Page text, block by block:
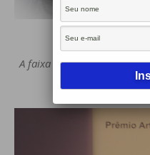
A faixa do prêmio, o